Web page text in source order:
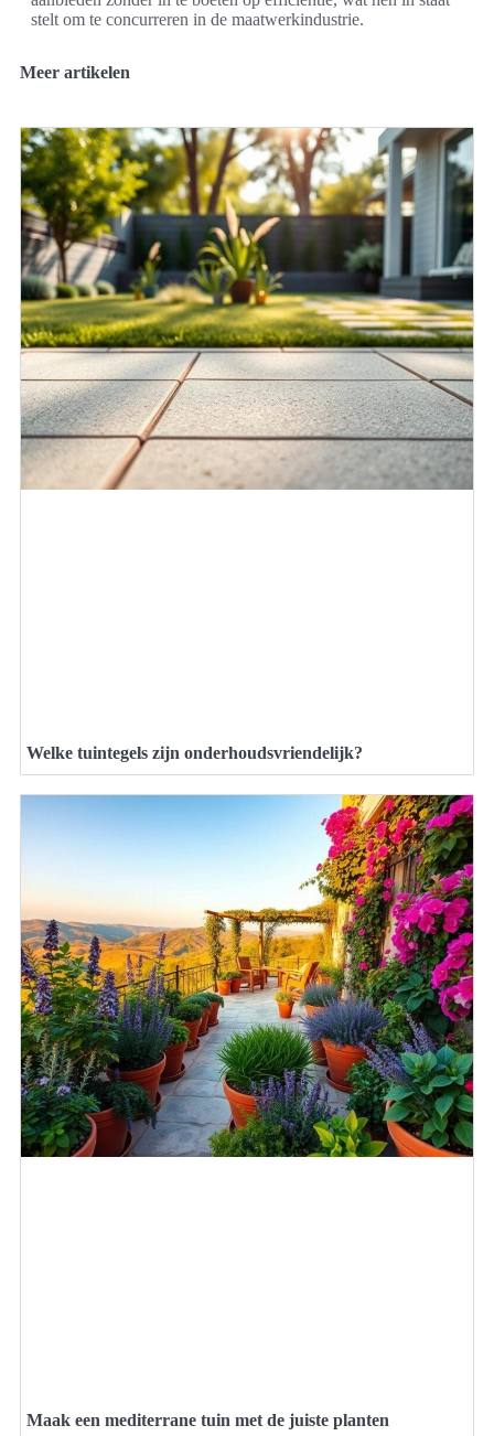
stelt om te concurreren in de maatwerkindustrie.
Meer artikelen
Welke tuintegels zijn onderhoudsvriendelijk?
Maak een mediterrane tuin met de juiste planten